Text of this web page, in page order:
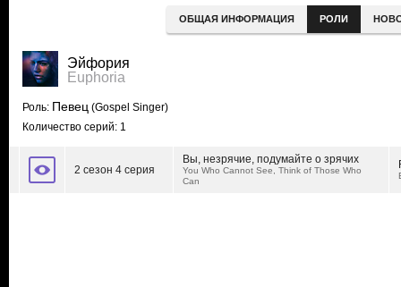
ОБЩАЯ ИНФОРМАЦИЯ РОЛИ
Эйфория
Euphoria
Роль: Певец (Gospel Singer)
Количество серий: 1
2 сезон 4 серия
Вы, незрячие, подумайте о зрячих
You Who Cannot See, Think of Those Who
Can